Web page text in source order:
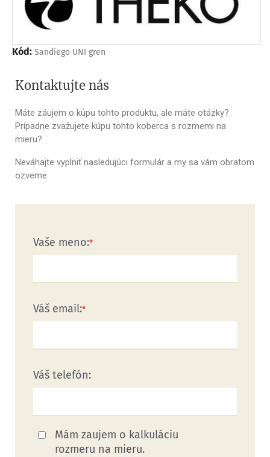
Kód: Sandiego UNI gren
Kontaktujte nás
Máte záujem o kúpu tohto produktu, ale máte otázky?
Prípadne zvažujete kúpu tohto koberca s rozmemi na
mieru?
Neváhajte vyplniť nasledujúci formulár a my sa vám obratom
ozveme.
Vaše meno:
Váš email:
Váš telefón:
Mám zaujem o kalkuláciu
rozmeru na mieru.